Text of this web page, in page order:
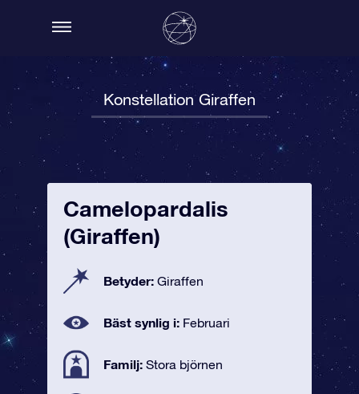
Konstellation Giraffen
Camelopardalis
(Giraffen)
Betyder: Giraffen
Bäst synlig i: Februari
Familj: Stora björnen